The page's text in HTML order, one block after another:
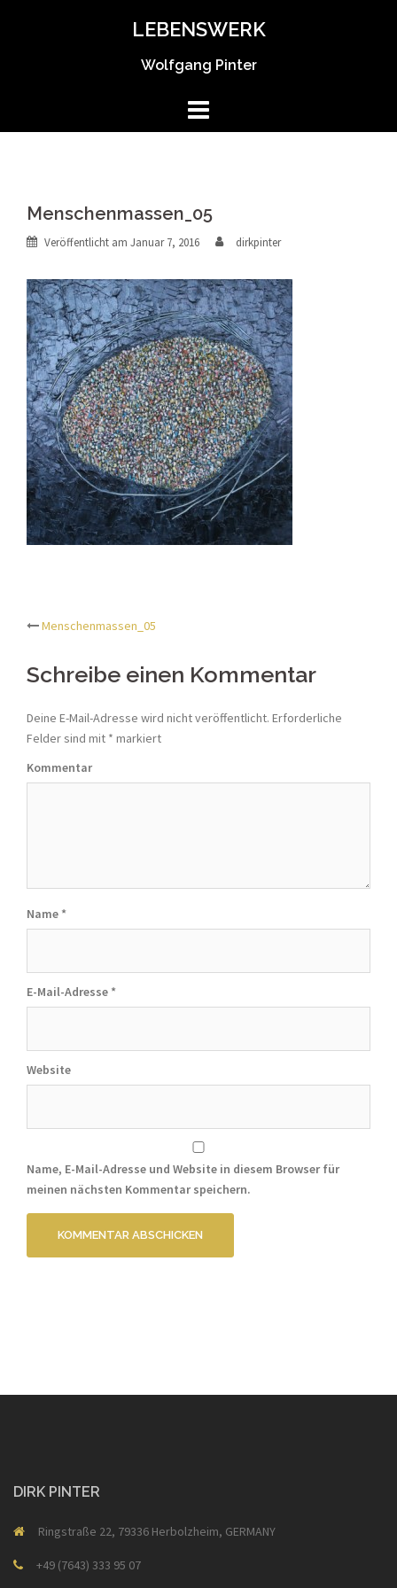
LEBENSWERK
Wolfgang Pinter
Menschenmassen_05
Veröffentlicht am Januar 7, 2016 dirkpinter
Beitrags-
Navigation
Menschenmassen_05
Schreibe einen Kommentar
Deine E-Mail-Adresse wird nicht veröffentlicht. Erforderliche
Felder sind mit * markiert
Kommentar
Name *
E-Mail-Adresse *
Website
Name, E-Mail-Adresse und Website in diesem Browser für
meinen nächsten Kommentar speichern.
DIRK PINTER
Ringstraße 22, 79336 Herbolzheim, GERMANY
+49 (7643) 333 95 07